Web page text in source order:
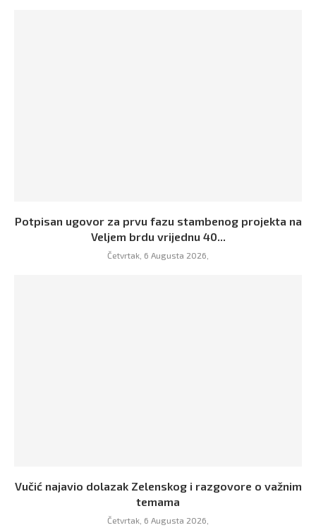
Potpisan ugovor za prvu fazu stambenog projekta na
Veljem brdu vrijednu 40...
Četvrtak, 6 Augusta 2026,
Vučić najavio dolazak Zelenskog i razgovore o važnim
temama
Četvrtak, 6 Augusta 2026,